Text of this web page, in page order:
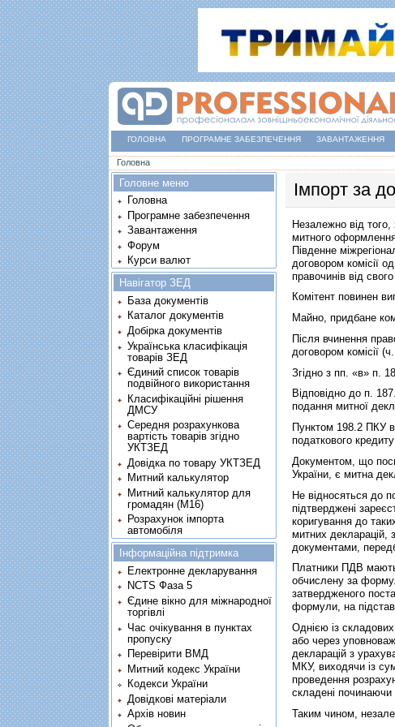
ГОЛОВНА ПРОГРАМНЕ ЗАБЕЗПЕЧЕННЯ ЗАВАНТАЖЕННЯ
Ви є тут
Головна
Імпорт за
Незалежно від
митного
Південне
договором комісії
правочинів від
Комітент повинен
Майно, придбане
Після вчинення
договором комісії
Згідно з пп. «в» п.
Відповідно до п.
подання митної
Пунктом 198.2 ПКУ
податкового
Документом, що
України, є митна
Не відносяться до
підтверджені
коригування до
митних декларацій,
документами,
Платники ПДВ
обчислену за
затвердженого
формули, на
Однією із
або через
декларацій з
МКУ, виходячи із
проведення
складені
Таким чином,
Головне меню
Головна
Програмне забезпечення
Завантаження
Форум
Курси валют
Навігатор ЗЕД
База документів
Каталог документів
Добірка документів
Українська класифікація
товарів ЗЕД
Єдиний список товарів
подвійного використання
Класифікаційні рішення
ДМСУ
Середня розрахункова
вартість товарів згідно
УКТЗЕД
Довідка по товару УКТЗЕД
Митний калькулятор
Митний калькулятор для
громадян (М16)
Розрахунок імпорта
автомобіля
Інформаційна підтримка
Електронне декларування
NCTS Фаза 5
Єдине вікно для міжнародної
торгівлі
Час очікування в пунктах
пропуску
Перевірити ВМД
Митний кодекс України
Кодекси України
Довідкові матеріали
Архів новин